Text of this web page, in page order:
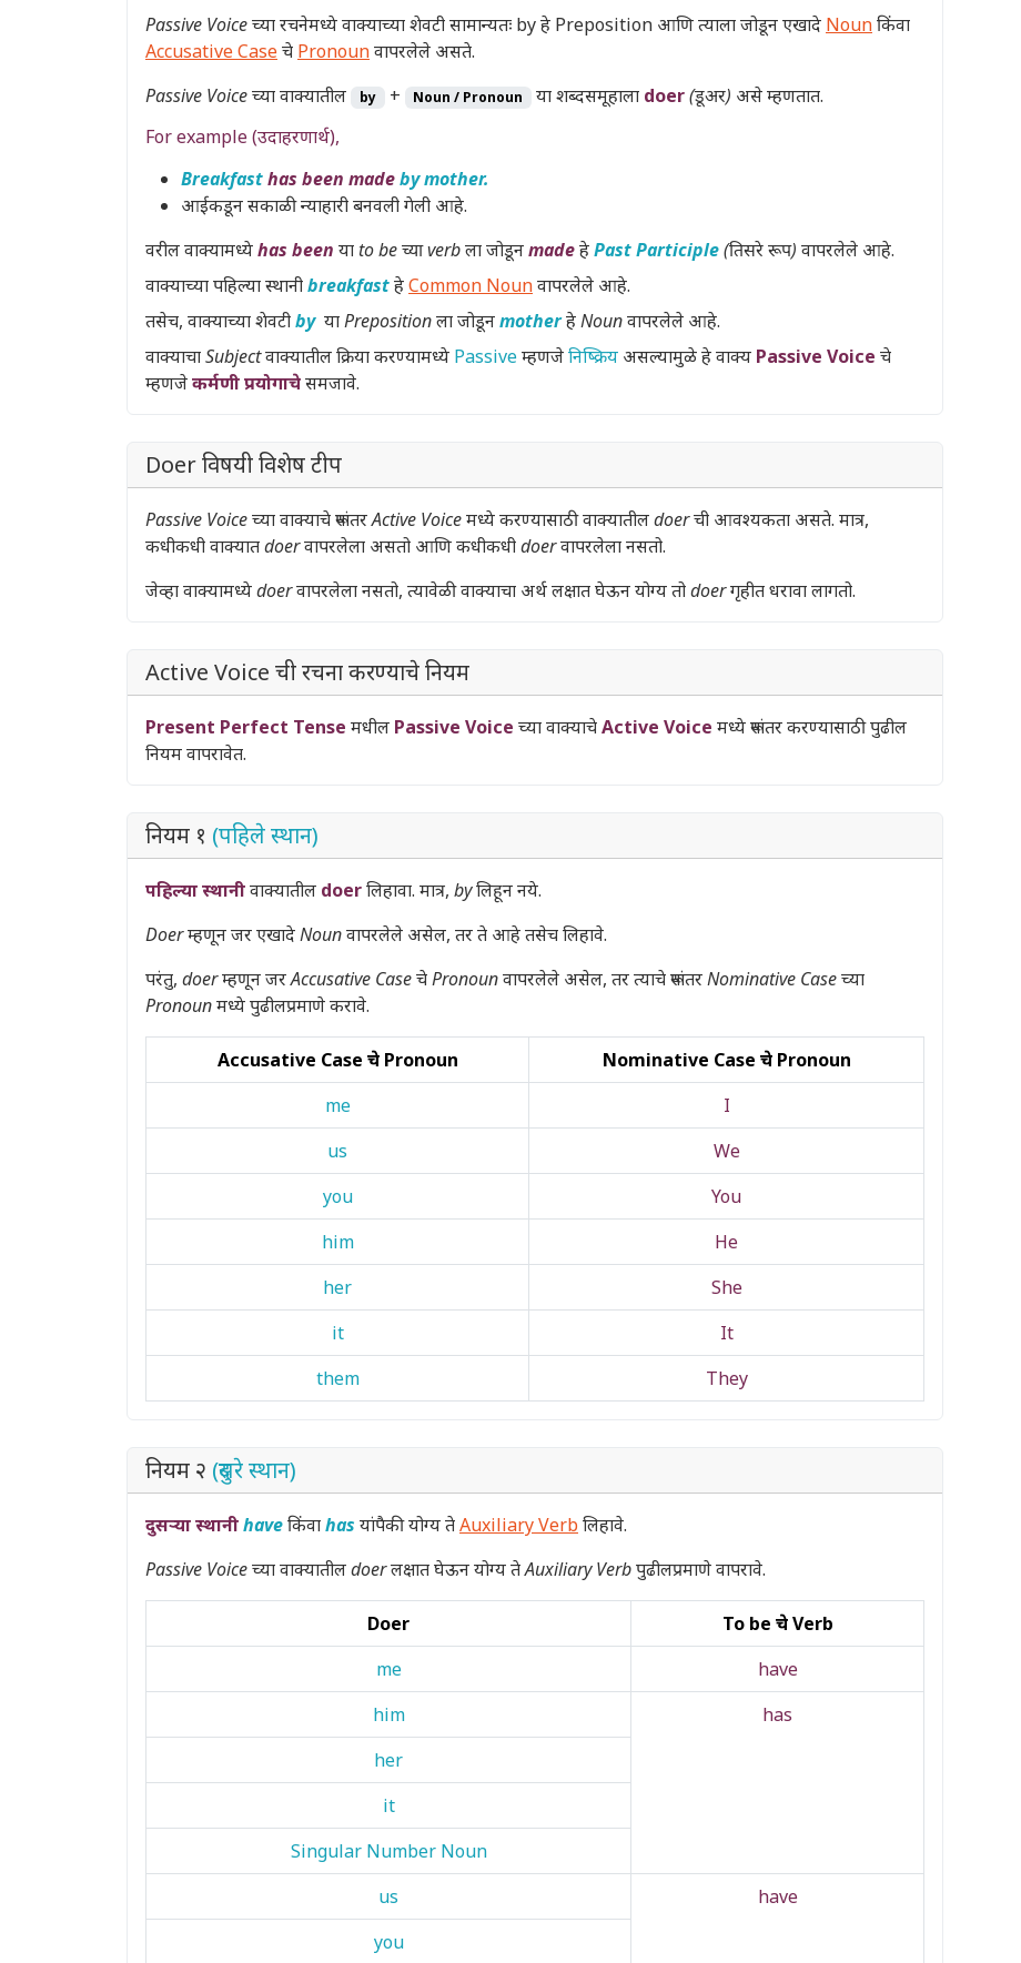
Passive Voiceच्या रचनेमध्ये वाक्याच्या शेवटी सामान्यतः by हे Preposition आणि त्याला जोडून एखादे Nounकिंवा
Accusative Caseचे Pronounवापरलेले असते.
Passive Voiceच्या वाक्यातील by + Noun / Pronoun या शब्दसमूहाला doer(डूअर) असे म्हणतात.
For example (उदाहरणार्थ),
Breakfasthas been madeby mother.
आईकडून सकाळी न्याहारी बनवली गेली आहे.
वरील वाक्यामध्येhas been या to be च्या verbला जोडूनmadeहेPast Participle(तिसरे रूप) वापरलेले आहे.
वाक्याच्या पहिल्या स्थानीbreakfastहेCommon Nounवापरलेले आहे.
तसेच, वाक्याच्या शेवटीbyयाPrepositionला जोडूनmotherहेNounवापरलेले आहे.
वाक्याचाSubjectवाक्यातील क्रिया करण्यामध्ये Passiveम्हणजेनिष्क्रिय असल्यामुळे हे वाक्य Passive Voice चे
म्हणजेकर्मणी प्रयोगाचेसमजावे.
Doer विषयी विशेष टीप
Passive Voiceच्या वाक्याचे रूपांतरActive Voiceमध्ये करण्यासाठी वाक्यातीलdoerची आवश्यकता असते. मात्र,
कधीकधी वाक्यातdoerवापरलेला असतो आणि कधीकधीdoerवापरलेला नसतो.
जेव्हा वाक्यामध्येdoerवापरलेला नसतो, त्यावेळी वाक्याचा अर्थ लक्षात घेऊन योग्य तोdoerगृहीत धरावा लागतो.
Active Voice ची रचना करण्याचे नियम
Present Perfect Tense मधील Passive Voice च्या वाक्याचेActive Voice मध्ये रूपांतर करण्यासाठी पुढील
नियम वापरावेत.
नियम १ (पहिले स्थान)
पहिल्या स्थानीवाक्यातील doerलिहावा. मात्र, byलिहून नये.
Doerम्हणून जर एखादेNounवापरलेले असेल, तर ते आहे तसेच लिहावे.
परंतु, doerम्हणून जरAccusative CaseचेPronounवापरलेले असेल, तर त्याचे रूपांतरNominative Caseच्या
Pronounमध्ये पुढीलप्रमाणे करावे.
Accusative Case चे Pronoun
Nominative Case चे Pronoun
me
I
us
We
you
You
him
He
her
She
it
It
them
They
नियम २ (दुसरे स्थान)
दुसऱ्या स्थानीhaveकिंवाhas यांपैकी योग्य तेAuxiliary Verbलिहावे.
Passive Voiceच्या वाक्यातीलdoerलक्षात घेऊन योग्य तेAuxiliary Verbपुढीलप्रमाणे वापरावे.
Doer
To be चे Verb
me
have
him
has
her
it
Singular Number Noun
us
have
you